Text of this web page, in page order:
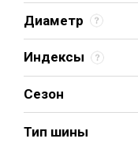
Диаметр
Индексы
Сезон
Тип шины